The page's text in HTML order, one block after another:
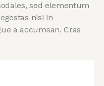
sed elementum
nisi in
a accumsan. Cras